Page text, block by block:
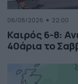
06/08/2026 22:00
Καιρός 6-8:
40άρια το